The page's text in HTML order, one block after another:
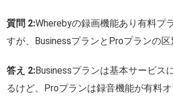
質問 2:Wherebyの録画機能あり有料プ
すが、BusinessプランとProプランの区
答え 2:Businessプランは基本サービス
るけど、Proプランは録音機能が有料オ